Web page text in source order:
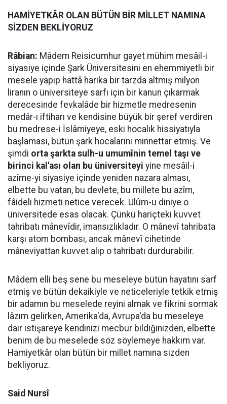
HAMİYETKÂR OLAN BÜTÜN BİR MİLLET NAMINA
SİZDEN BEKLİYORUZ
Râbian: Mâdem Reisicumhur gayet mühim mesâil-i
siyasiye içinde Şark Üniversitesini en ehemmiyetli bir
mesele yapıp hattâ harika bir tarzda altmış milyon
liranın o üniversiteye sarfı için bir kanun çıkarmak
derecesinde fevkalâde bir hizmetle medresenin
medâr-ı iftiharı ve kendisine büyük bir şeref verdiren
bu medrese-i İslâmiyeye, eski hocalık hissiyatıyla
başlaması, bütün şark hocalarını minnettar etmiş. Ve
şimdi orta şarkta sulh-u umumînin temel taşı ve
birinci kal'ası olan bu üniversiteyi yine mesâil-i
azîme-yi siyasiye içinde yeniden nazara alması,
elbette bu vatan, bu devlete, bu millete bu azîm,
fâideli hizmeti netice verecek. Ulûm-u diniye o
üniversitede esas olacak. Çünkü hariçteki kuvvet
tahribatı mânevîdir, imansızlıkladır. O mânevî tahribata
karşı atom bombası, ancak mânevî cihetinde
mâneviyattan kuvvet alıp o tahribatı durdurabilir.
Mâdem elli beş sene bu meseleye bütün hayatını sarf
etmiş ve bütün dekaikiyle ve neticeleriyle tetkik etmiş
bir adamın bu meselede reyini almak ve fikrini sormak
lâzım gelirken, Amerika'da, Avrupa'da bu meseleye
dair istişareye kendinizi mecbur bildiğinizden, elbette
benim de bu meselede söz söylemeye hakkım var.
Hamiyetkâr olan bütün bir millet namına sizden
bekliyoruz.
Said Nursî